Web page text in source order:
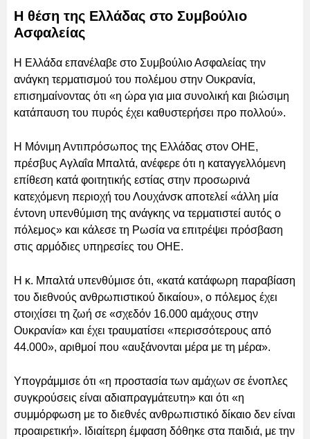
Η θέση της Ελλάδας στο Συμβούλιο
Ασφαλείας
Η Ελλάδα επανέλαβε στο Συμβούλιο Ασφαλείας την
ανάγκη τερματισμού του πολέμου στην Ουκρανία,
επισημαίνοντας ότι «η ώρα για μια συνολική και βιώσιμη
κατάπαυση του πυρός έχει καθυστερήσει προ πολλού».
Η Μόνιμη Αντιπρόσωπος της Ελλάδας στον ΟΗΕ,
πρέσβυς Αγλαΐα Μπαλτά, ανέφερε ότι η καταγγελλόμενη
επίθεση κατά φοιτητικής εστίας στην προσωρινά
κατεχόμενη περιοχή του Λουχάνσκ αποτελεί «άλλη μία
έντονη υπενθύμιση της ανάγκης να τερματιστεί αυτός ο
πόλεμος» και κάλεσε τη Ρωσία να επιτρέψει πρόσβαση
στις αρμόδιες υπηρεσίες του ΟΗΕ.
Η κ. Μπαλτά υπενθύμισε ότι, «κατά κατάφωρη παραβίαση
του διεθνούς ανθρωπιστικού δικαίου», ο πόλεμος έχει
στοιχίσει τη ζωή σε «σχεδόν 16.000 αμάχους στην
Ουκρανία» και έχει τραυματίσει «περισσότερους από
44.000», αριθμοί που «αυξάνονται μέρα με τη μέρα».
Υπογράμμισε ότι «η προστασία των αμάχων σε ένοπλες
συγκρούσεις είναι αδιαπραγμάτευτη» και ότι «η
συμμόρφωση με το διεθνές ανθρωπιστικό δίκαιο δεν είναι
προαιρετική». Ιδιαίτερη έμφαση δόθηκε στα παιδιά, με την